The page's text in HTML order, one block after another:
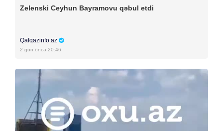
Zelenski Ceyhun Bayramovu qəbul etdi
Qafqazinfo.az
2 gün öncə 20:46